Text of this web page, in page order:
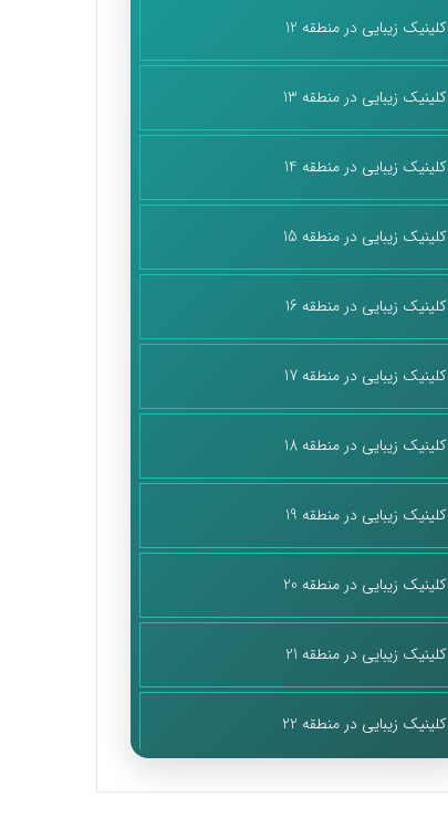
کلینیک زیبایی در منطقه 12
کلینیک زیبایی در منطقه 13
کلینیک زیبایی در منطقه 14
کلینیک زیبایی در منطقه 15
کلینیک زیبایی در منطقه 16
کلینیک زیبایی در منطقه 17
کلینیک زیبایی در منطقه 18
کلینیک زیبایی در منطقه 19
کلینیک زیبایی در منطقه 20
کلینیک زیبایی در منطقه 21
کلینیک زیبایی در منطقه 22